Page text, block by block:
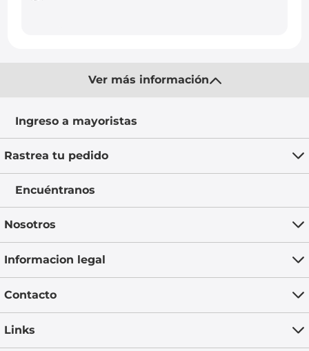
Ver más información
Ingreso a mayoristas
Rastrea tu pedido
Encuéntranos
Nosotros
Informacion legal
Contacto
Links